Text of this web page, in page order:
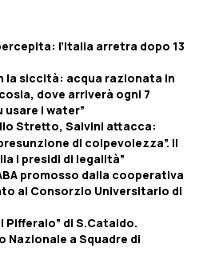
l’Italia arretra dopo 13
la siccità: acqua razionata in
dove arriverà ogni 7
i water”
Stretto, Salvini attacca:
di colpevolezza”. Il
i presidi di legalità”
promosso dalla cooperativa
al Consorzio Universitario di
Pifferaio” di S.Cataldo.
Nazionale a Squadre di